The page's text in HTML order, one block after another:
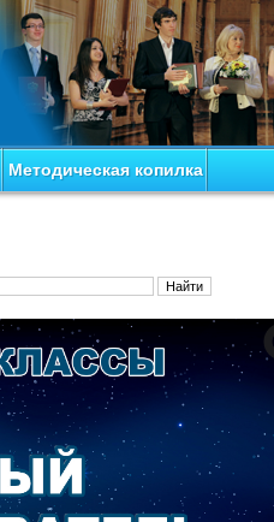
Методическая копилка